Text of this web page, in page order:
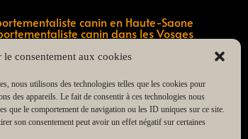
le consentement aux cookies
nous utilisons des technologies telles que les cookies pour
des appareils. Le fait de consentir à ces technologies nous
que le comportement de navigation ou les ID uniques sur ce site.
son consentement peut avoir un effet négatif sur certaines
canin en Haute-Saone
canin dans les Vosges
Éducateur canin dans les Vosges
canin dans le Territoire de Belfort
Éducateur canin en Haute-Marne
Éducateur de chiot en Haute-Saône
Éducateur de chiot dans les Vosges